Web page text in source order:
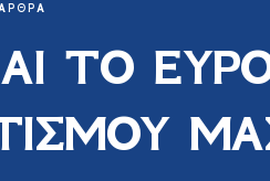
ΤΟ